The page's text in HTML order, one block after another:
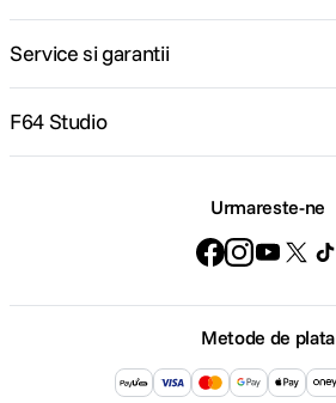
Service si garantii
F64 Studio
Urmareste-ne
Metode de plata